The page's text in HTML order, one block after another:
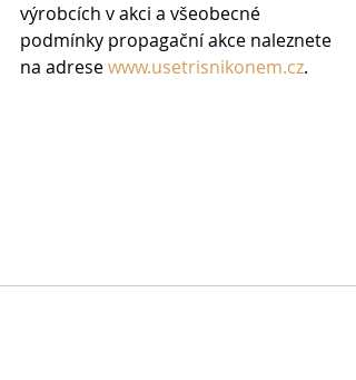
výrobcích v akci a všeobecné
podmínky propagační akce naleznete
na adrese www.usetrisnikonem.cz.